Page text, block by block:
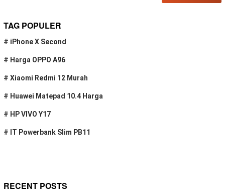
TAG POPULER
# iPhone X Second
# Harga OPPO A96
# Xiaomi Redmi 12 Murah
# Huawei Matepad 10.4 Harga
# HP VIVO Y17
# IT Powerbank Slim PB11
RECENT POSTS